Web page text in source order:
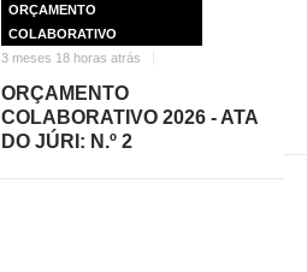
ORÇAMENTO
COLABORATIVO
3 meses 18 horas atrás
ORÇAMENTO
COLABORATIVO 2026 - ATA
DO JÚRI: N.º 2